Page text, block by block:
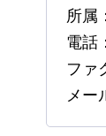
所属
電話
ファ
メー